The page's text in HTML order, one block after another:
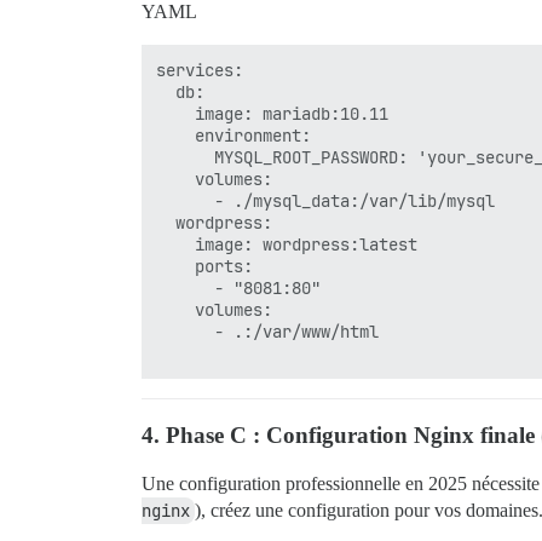
YAML
services:
  db:
    image: mariadb:10.11
    environment:
MYSQL_ROOT_PASSWORD:
    volumes:
      - ./mysql_data:/var/lib/mysql
  wordpress:
    image: wordpress:latest
    ports:
      - "8081:80"
    volumes:
      - .:/var/www/html
4. Phase C : Configuration Nginx finale
Une configuration professionnelle en 2025
nginx ), créez une configuration pour vos domaines.